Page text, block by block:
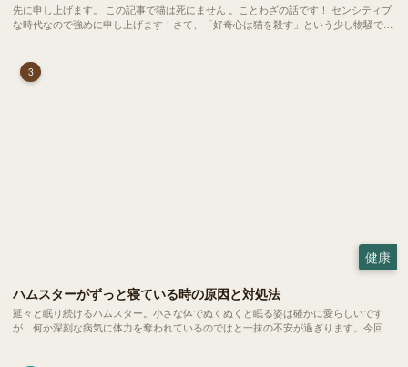
先に申し上げます。 この記事で猫は死にません 。ことわざの話です！ センシティブ
な時代なので強めに申し上げます！さて、「好奇心は猫を殺す」という少し物騒で、
3
健康
ハムスターがずっと寝ている時の原因と対処法
延々と眠り続けるハムスター。小さな体でぬくぬくと眠る姿は確かに愛らしいです
が、何か深刻な病気に体力を奪われているのではと一抹の不安が過ぎります。今回